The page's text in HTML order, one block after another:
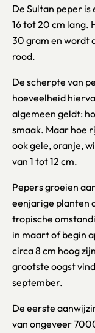
De Sultan peper
16 tot 20 cm lang.
30 gram en wordt
rood.
De scherpte van
hoeveelheid
algemeen geldt:
smaak. Maar hoe
ook gele, oranje,
van 1 tot 12 cm.
Pepers groeien
eenjarige planten
tropische
in maart of begin
circa 8 cm hoog
grootste oogst
september.
De eerste
van ongeveer